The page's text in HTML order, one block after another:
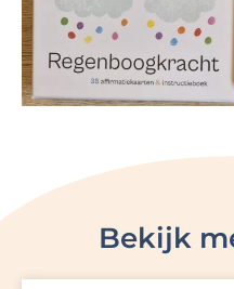
Bekijk